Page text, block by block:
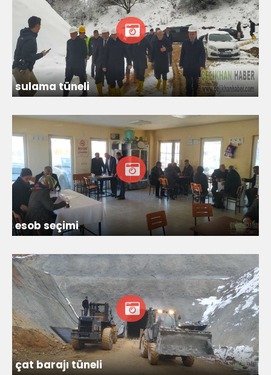
sulama tüneli
esob seçimi
çat barajı tüneli